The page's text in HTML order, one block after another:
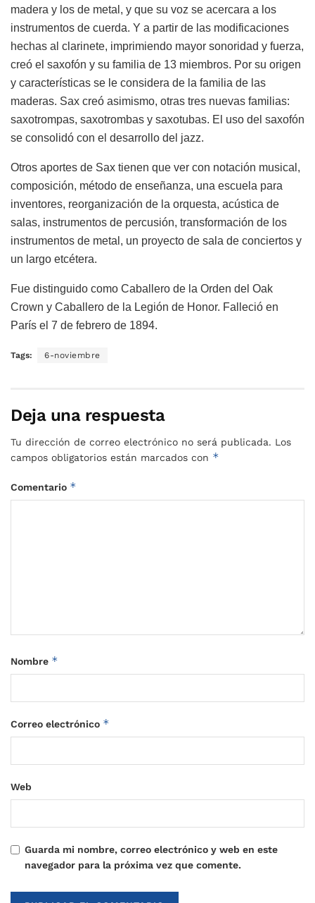
madera y los de metal, y que su voz se acercara a los
instrumentos de cuerda. Y a partir de las modificaciones
hechas al clarinete, imprimiendo mayor sonoridad y fuerza,
creó el saxofón y su familia de 13 miembros. Por su origen
y características se le considera de la familia de las
maderas. Sax creó asimismo, otras tres nuevas familias:
saxotrompas, saxotrombas y saxotubas. El uso del saxofón
se consolidó con el desarrollo del jazz.
Otros aportes de Sax tienen que ver con notación musical,
composición, método de enseñanza, una escuela para
inventores, reorganización de la orquesta, acústica de
salas, instrumentos de percusión, transformación de los
instrumentos de metal, un proyecto de sala de conciertos y
un largo etcétera.
Fue distinguido como Caballero de la Orden del Oak
Crown y Caballero de la Legión de Honor. Falleció en
París el 7 de febrero de 1894.
Tags: 6-noviembre
Deja una respuesta
Tu dirección de correo electrónico no será publicada. Los
campos obligatorios están marcados con *
Comentario *
Nombre *
Correo electrónico *
Web
Guarda mi nombre, correo electrónico y web en este
navegador para la próxima vez que comente.